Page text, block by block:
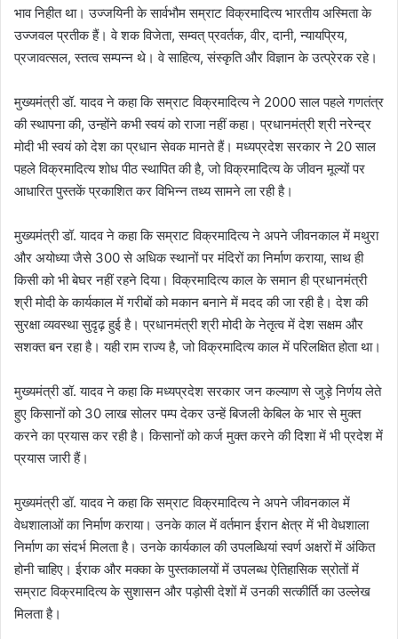
भाव निहीत था। उज्जयिनी के सार्वभौम सम्राट विक्रमादित्य भारतीय अस्मिता के
उज्जवल प्रतीक हैं। वे शक विजेता, सम्वत् प्रवर्तक, वीर, दानी, न्यायप्रिय,
प्रजावत्सल, स्तत्व सम्पन्न थे। वे साहित्य, संस्कृति और विज्ञान के उत्प्रेरक रहे।
मुख्यमंत्री डॉ. यादव ने कहा कि सम्राट विक्रमादित्य ने 2000 साल पहले गणतंत्र
की स्थापना की, उन्होंने कभी स्वयं को राजा नहीं कहा। प्रधानमंत्री श्री नरेन्द्र
मोदी भी स्वयं को देश का प्रधान सेवक मानते हैं। मध्यप्रदेश सरकार ने 20 साल
पहले विक्रमादित्य शोध पीठ स्थापित की है, जो विक्रमादित्य के जीवन मूल्यों पर
आधारित पुस्तकें प्रकाशित कर विभिन्न तथ्य सामने ला रही है।
मुख्यमंत्री डॉ. यादव ने कहा कि सम्राट विक्रमादित्य ने अपने जीवनकाल में मथुरा
और अयोध्या जैसे 300 से अधिक स्थानों पर मंदिरों का निर्माण कराया, साथ ही
किसी को भी बेघर नहीं रहने दिया। विक्रमादित्य काल के समान ही प्रधानमंत्री
श्री मोदी के कार्यकाल में गरीबों को मकान बनाने में मदद की जा रही है। देश की
सुरक्षा व्यवस्था सुदृढ़ हुई है। प्रधानमंत्री श्री मोदी के नेतृत्व में देश सक्षम और
सशक्त बन रहा है। यही राम राज्य है, जो विक्रमादित्य काल में परिलक्षित होता था।
मुख्यमंत्री डॉ. यादव ने कहा कि मध्यप्रदेश सरकार जन कल्याण से जुड़े निर्णय लेते
हुए किसानों को 30 लाख सोलर पम्प देकर उन्हें बिजली केबिल के भार से मुक्त
करने का प्रयास कर रही है। किसानों को कर्ज मुक्त करने की दिशा में भी प्रदेश में
प्रयास जारी हैं।
मुख्यमंत्री डॉ. यादव ने कहा कि सम्राट विक्रमादित्य ने अपने जीवनकाल में
वेधशालाओं का निर्माण कराया। उनके काल में वर्तमान ईरान क्षेत्र में भी वेधशाला
निर्माण का संदर्भ मिलता है। उनके कार्यकाल की उपलब्धियां स्वर्ण अक्षरों में अंकित
होनी चाहिए। ईराक और मक्का के पुस्तकालयों में उपलब्ध ऐतिहासिक स्रोतों में
सम्राट विक्रमादित्य के सुशासन और पड़ोसी देशों में उनकी सत्कीर्ति का उल्लेख
मिलता है।